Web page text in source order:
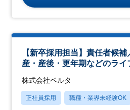
【新卒採用担当】責任者候
産・産後・更年期などのラ
株式会社ベルタ
正社員採用 職種・業界未経験OK